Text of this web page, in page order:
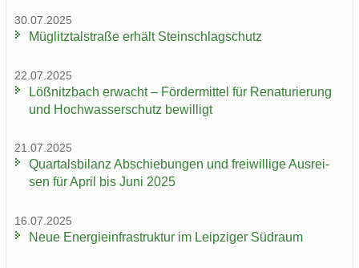
30.07.2025
Müg­litz­tal­stra­ße er­hält Stein­schlag­schutz
22.07.2025
Löß­nitz­bach er­wacht – För­der­mit­tel für Re­na­tu­rie­rung
und Hoch­was­ser­schutz be­wil­ligt
21.07.2025
Quar­tals­bi­lanz Ab­schie­bun­gen und frei­wil­li­ge Aus­rei­
sen für April bis Juni 2025
16.07.2025
Neue En­er­gie­in­fra­struk­tur im Leip­zi­ger Süd­raum